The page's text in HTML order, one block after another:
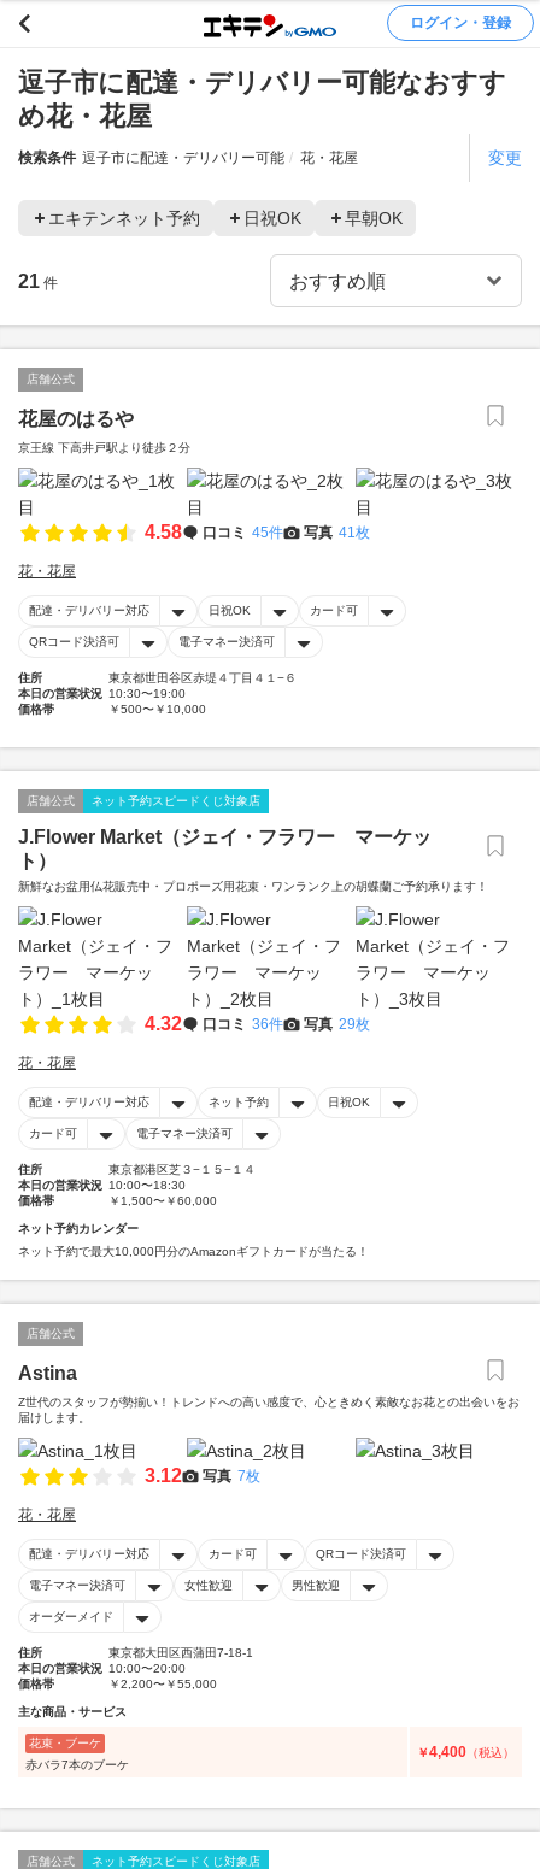
ログイン・登録
逗子市に配達・デリバリー可能なおすす
め花・花屋
検索条件 逗子市に配達・デリバリー可能 花・花屋 変更
エキテンネット予約 日祝OK 早朝OK
21 件
店舗公式
花屋のはるや
京王線 下高井戸駅より徒歩２分
4.58 口コミ 45件 写真 41枚
花・花屋
配達・デリバリー対応 日祝OK カード可
QRコード決済可 電子マネー決済可
住所
東京都世田谷区赤堤４丁目４１−６
本日の営業状況 10:30〜19:00
価格帯
￥500〜￥10,000
店舗公式 ネット予約スピードくじ対象店
J.Flower Market（ジェイ・フラワー マーケッ
ト）
新鮮なお盆用仏花販売中・プロポーズ用花束・ワンランク上の胡蝶蘭ご予約承ります！
4.32 口コミ 36件 写真 29枚
花・花屋
配達・デリバリー対応 ネット予約 日祝OK
カード可 電子マネー決済可
住所
東京都港区芝３−１５−１４
本日の営業状況 10:00〜18:30
価格帯
￥1,500〜￥60,000
ネット予約カレンダー
ネット予約で最大10,000円分のAmazonギフトカードが当たる！
店舗公式
Astina
Z世代のスタッフが勢揃い！トレンドへの高い感度で、心ときめく素敵なお花との出会いをお
届けします。
3.12 写真 7枚
花・花屋
配達・デリバリー対応 カード可 QRコード決済可
電子マネー決済可 女性歓迎 男性歓迎
オーダーメイド
住所
東京都大田区西蒲田7-18-1
本日の営業状況 10:00〜20:00
価格帯
￥2,200〜￥55,000
主な商品・サービス
花束・ブーケ
赤バラ7本のブーケ
￥4,400 （税込）
店舗公式 ネット予約スピードくじ対象店